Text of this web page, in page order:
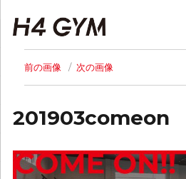
H4GYM | トップページ
前の画像 次の画像
201903comeon